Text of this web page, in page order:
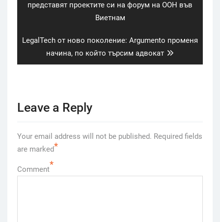
представят проектите си на форум на ООН във
Виетнам
Next
LegalTech от ново поколение: Argumento променя
начина, по който търсим адвокат
Leave a Reply
Your email address will not be published. Required fields
are marked*
Comment*